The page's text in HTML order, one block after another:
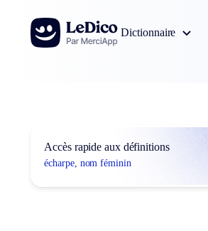
Aller au contenu
Dictionnaire
Accès rapide aux définitions
écharpe, nom féminin